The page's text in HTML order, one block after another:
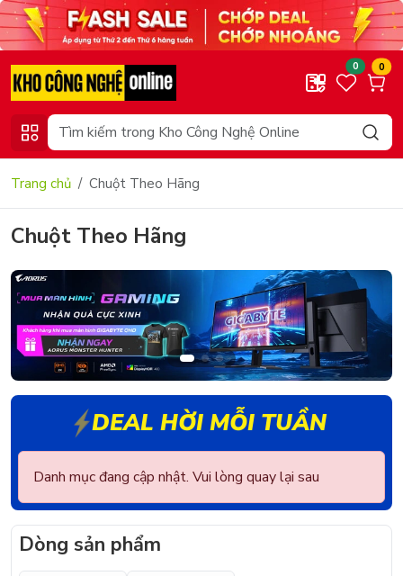
0 0
Trang chủ Chuột Theo Hãng
Chuột Theo Hãng
DEAL HỜI MỖI TUẦN
Danh mục đang cập nhật. Vui lòng quay lại sau
Dòng sản phẩm